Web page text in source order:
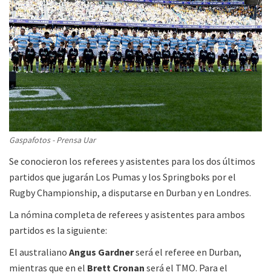
Gaspafotos - Prensa Uar
Se conocieron los referees y asistentes para los dos últimos
partidos que jugarán Los Pumas y los Springboks por el
Rugby Championship, a disputarse en Durban y en Londres.
La nómina completa de referees y asistentes para ambos
partidos es la siguiente:
El australiano Angus Gardnerserá el referee en Durban,
mientras que en el Brett Cronan será el TMO. Para el